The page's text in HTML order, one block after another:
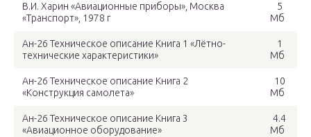
В.И. Харин «Авиационные приборы», Москва
«Транспорт», 1978 г
5
Мб
Ан-26 Техническое описание Книга 1 «Лётно-
технические характеристики»
1
Мб
Ан-26 Техническое описание Книга 2
«Конструкция самолета»
10
Мб
Ан-26 Техническое описание Книга 3
«Авиационное оборудование»
4.4
Мб